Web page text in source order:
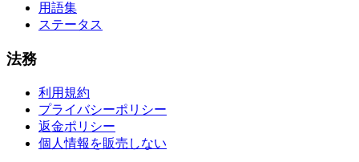
用語集
ステータス
法務
利用規約
プライバシーポリシー
返金ポリシー
個人情報を販売しない